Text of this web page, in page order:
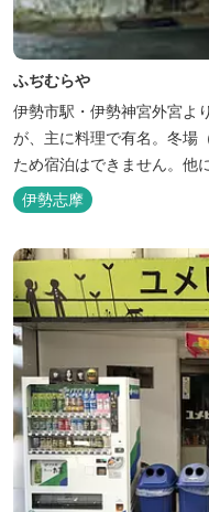
ふぢむらや
伊勢市駅・伊勢神宮外宮よ
が、主に料理で有名。冬場
ため宿泊はできません。他
理もお楽しみ頂けます。
伊勢志摩